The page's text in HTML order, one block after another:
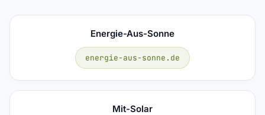
Energie-Aus-Sonne
energie-aus-sonne.de
Mit-Solar